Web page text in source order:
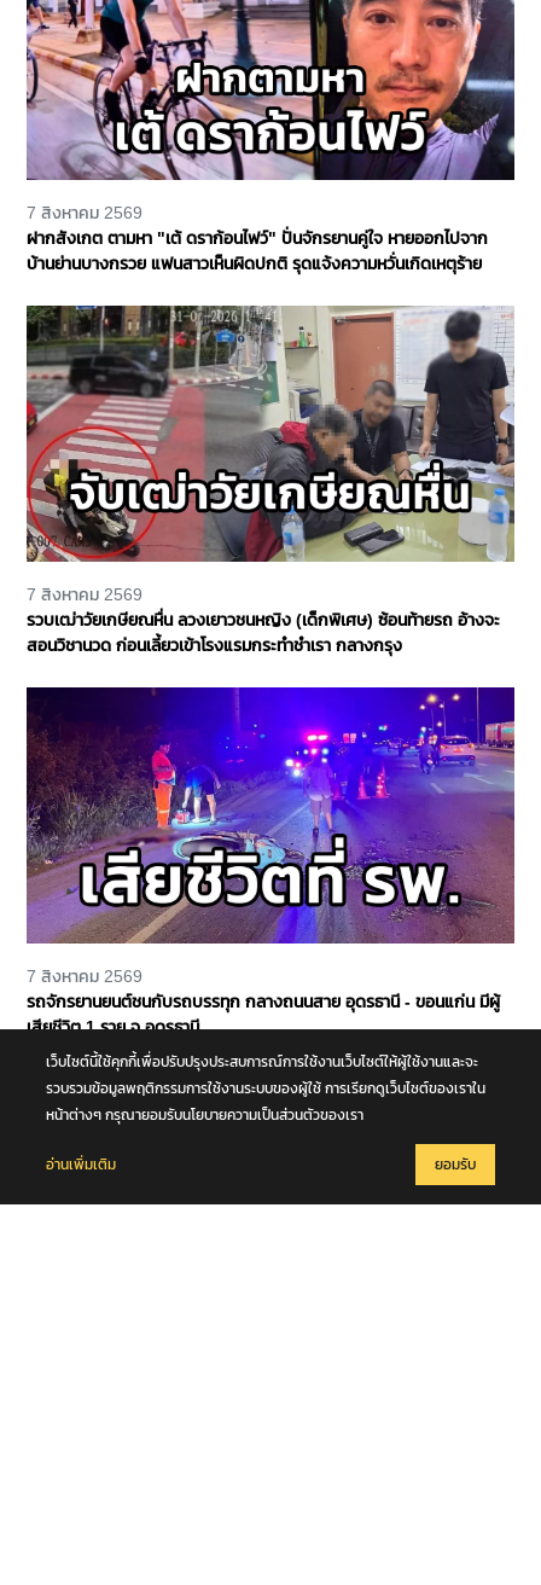
7 สิงหาคม 2569
ฝากสังเกต ตามหา "เต้ ดราก้อนไฟว์" ปั่นจักรยานคู่ใจ หายออกไปจาก
บ้านย่านบางกรวย แฟนสาวเห็นผิดปกติ รุดแจ้งความหวั่นเกิดเหตุร้าย
7 สิงหาคม 2569
รวบเฒ่าวัยเกษียณหื่น ลวงเยาวชนหญิง (เด็กพิเศษ) ซ้อนท้ายรถ อ้างจะ
สอนวิชานวด ก่อนเลี้ยวเข้าโรงแรมกระทำชำเรา กลางกรุง
7 สิงหาคม 2569
รถจักรยานยนต์ชนกับรถบรรทุก กลางถนนสาย อุดรธานี - ขอนแก่น มีผู้
เสียชีวิต 1 ราย จ.อุดรธานี
เว็บไซต์นี้ใช้คุกกี้เพื่อปรับปรุงประสบการณ์การใช้งานเว็บไซต์ให้ผู้ใช้งานและจะ
รวบรวมข้อมูลพฤติกรรมการใช้งานระบบของผู้ใช้ การเรียกดูเว็บไซต์ของเราใน
หน้าต่างๆ กรุณายอมรับนโยบายความเป็นส่วนตัวของเรา
อ่านเพิ่มเติม ยอมรับ